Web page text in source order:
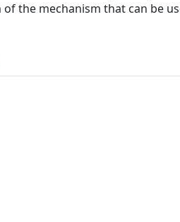
the mechanism that can be